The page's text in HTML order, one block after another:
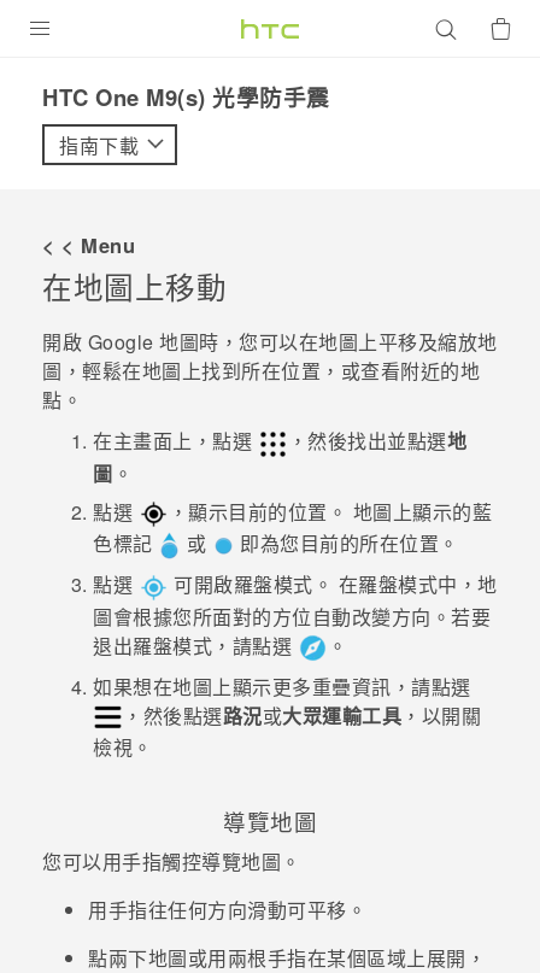
VIVE
配件
優惠專區
焦點訊息
校園專案
企業採購
銷售門市
銷售通路
VIVELAND
HTC One M9(s) 光學防手震‎
指南下載
< < Menu
在地圖上移動
開啟 Google 地圖時，您可以在地圖上平移及縮放地
圖，輕鬆在地圖上找到所在位置，或查看附近的地
點。
在主畫面上，點選 ，然後找出並點選地
圖 。
點選
，顯示目前的位置。 地圖上顯示的藍
色標記
或
即為您目前的所在位置。
點選
可開啟羅盤模式。 在羅盤模式中，地
圖會根據您所面對的方位自動改變方向。若要
退出羅盤模式，請點選
。
如果想在地圖上顯示更多重疊資訊，請點選
，然後點選路況或大眾運輸工具 ，以開關
檢視。
導覽地圖
您可以用手指觸控導覽地圖。
用手指往任何方向滑動可平移。
點兩下地圖或用兩根手指在某個區域上展開，